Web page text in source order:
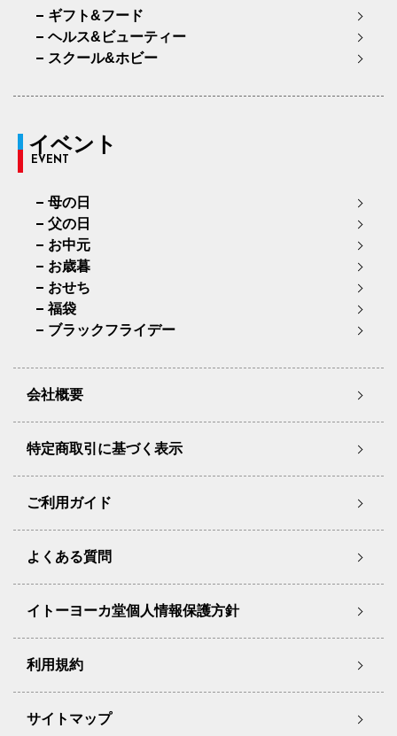
ギフト&フード
ヘルス&ビューティー
スクール&ホビー
イベント
EVENT
母の日
父の日
お中元
お歳暮
おせち
福袋
ブラックフライデー
会社概要
特定商取引に基づく表示
ご利用ガイド
よくある質問
イトーヨーカ堂個人情報保護方針
利用規約
サイトマップ